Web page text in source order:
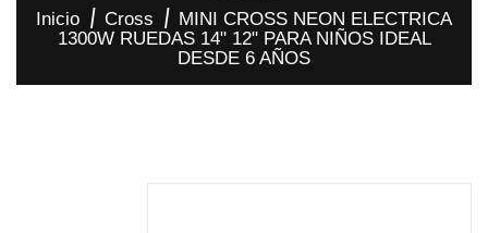
Inicio Cross
MINI CROSS NEON ELECTRICA
1300W RUEDAS 14" 12" PARA NIÑOS IDEAL
DESDE 6 AÑOS